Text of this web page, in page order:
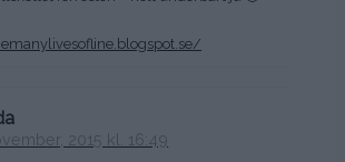
2015 kl. 16:49